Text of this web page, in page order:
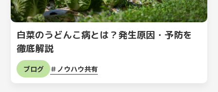
白菜のうどんこ病とは？発生原因・予防を
徹底解説
ブログ ノウハウ共有